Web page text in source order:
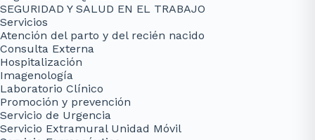
SEGURIDAD Y SALUD EN EL TRABAJO
Servicios
Atención del parto y del recién nacido
Consulta Externa
Hospitalización
Imagenología
Laboratorio Clínico
Promoción y prevención
Servicio de Urgencia
Servicio Extramural Unidad Móvil